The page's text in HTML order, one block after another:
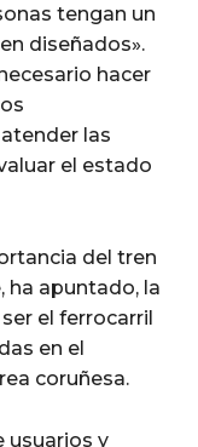
tengan un
diseñados».
hacer
las
el estado
del tren
ha apuntado, la
el ferrocarril
en el
coruñesa.
usuarios y